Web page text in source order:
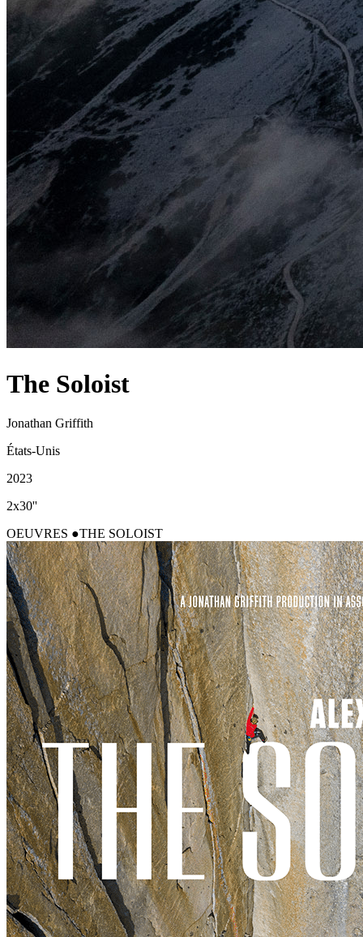
The Soloist
Jonathan Griffith
États-Unis
2023
2x30''
OEUVRES
THE SOLOIST